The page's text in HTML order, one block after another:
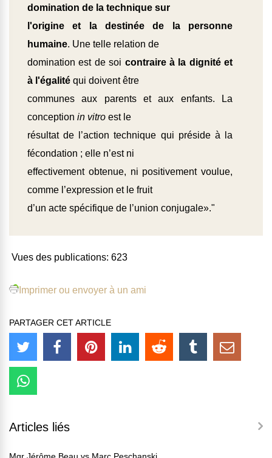
domination de la technique sur
l'origine et la destinée de la personne
humaine. Une telle relation de
domination est de soi contraire à la dignité et
à l'égalité qui doivent être
communes aux parents et aux enfants. La
conception in vitro est le
résultat de l’action technique qui préside à la
fécondation ; elle n’est ni
effectivement obtenue, ni positivement voulue,
comme l’expression et le fruit
d’un acte spécifique de l’union conjugale»."
Vues des publications: 623
Imprimer ou envoyer à un ami
PARTAGER CET ARTICLE
Articles liés